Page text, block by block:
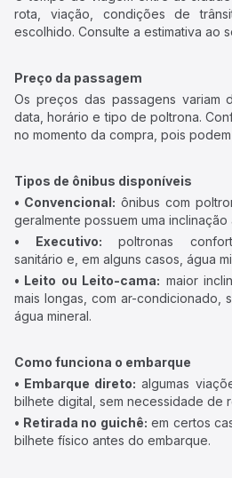
rota, viação, condições de
escolhido. Consulte a estimativa ao
Preço da passagem
Os preços das passagens variam
data, horário e tipo de poltrona.
no momento da compra, pois
Tipos de ônibus disponíveis
• Convencional: ônibus com
geralmente possuem uma
• Executivo: poltronas
sanitário e, em alguns casos, água
• Leito ou Leito-cama: maior
mais longas, com ar-condicionado,
água mineral.
Como funciona o embarque
• Embarque direto: algumas
bilhete digital, sem necessidade de
• Retirada no guichê: em certos
bilhete físico antes do embarque.